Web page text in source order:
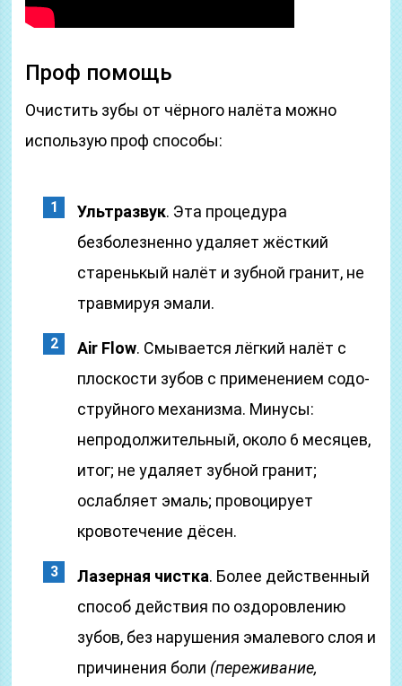
Проф помощь
Очистить зубы от чёрного налёта можно
использую проф способы:
Ультразвук. Эта процедура
безболезненно удаляет жёсткий
старенькый налёт и зубной гранит, не
травмируя эмали.
Air Flow. Смывается лёгкий налёт с
плоскости зубов с применением содо-
струйного механизма. Минусы:
непродолжительный, около 6 месяцев,
итог; не удаляет зубной гранит;
ослабляет эмаль; провоцирует
кровотечение дёсен.
Лазерная чистка. Более действенный
способ действия по оздоровлению
зубов, без нарушения эмалевого слоя и
причинения боли (переживание,